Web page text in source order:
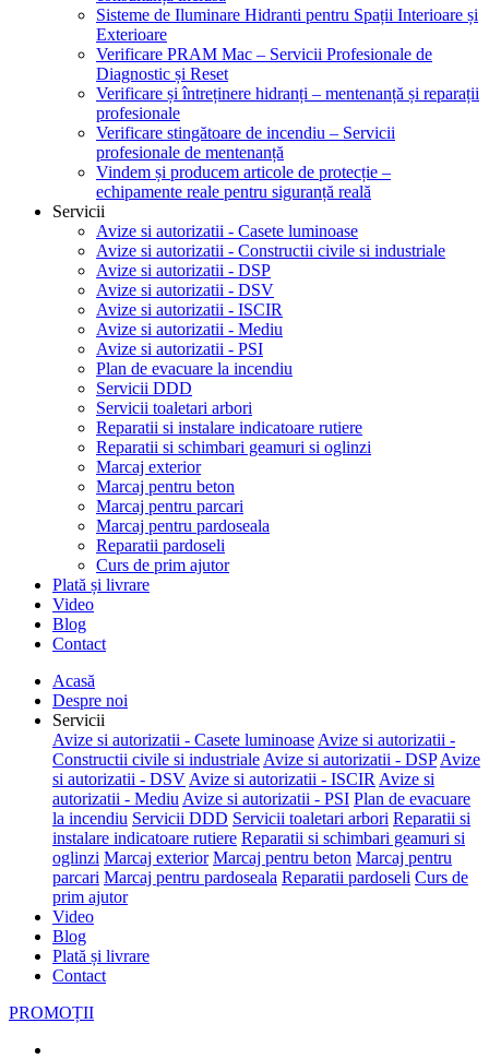
Sisteme de Iluminare Hidranti pentru Spații Interioare și
Exterioare
Verificare PRAM Mac – Servicii Profesionale de
Diagnostic și Reset
Verificare și întreținere hidranți – mentenanță și reparații
profesionale
Verificare stingătoare de incendiu – Servicii
profesionale de mentenanță
Vindem și producem articole de protecție –
echipamente reale pentru siguranță reală
Servicii
Avize si autorizatii - Casete luminoase
Avize si autorizatii - Constructii civile si industriale
Avize si autorizatii - DSP
Avize si autorizatii - DSV
Avize si autorizatii - ISCIR
Avize si autorizatii - Mediu
Avize si autorizatii - PSI
Plan de evacuare la incendiu
Servicii DDD
Servicii toaletari arbori
Reparatii si instalare indicatoare rutiere
Reparatii si schimbari geamuri si oglinzi
Marcaj exterior
Marcaj pentru beton
Marcaj pentru parcari
Marcaj pentru pardoseala
Reparatii pardoseli
Curs de prim ajutor
Plată și livrare
Video
Blog
Contact
Acasă
Despre noi
Servicii
Avize si autorizatii - Casete luminoase Avize si autorizatii -
Constructii civile si industriale Avize si autorizatii - DSP Avize
si autorizatii - DSV Avize si autorizatii - ISCIR Avize si
autorizatii - Mediu Avize si autorizatii - PSI Plan de evacuare
la incendiu Servicii DDD Servicii toaletari arbori Reparatii si
instalare indicatoare rutiere Reparatii si schimbari geamuri si
oglinzi Marcaj exterior Marcaj pentru beton Marcaj pentru
parcari Marcaj pentru pardoseala Reparatii pardoseli Curs de
prim ajutor
Video
Blog
Plată și livrare
Contact
PROMOȚII